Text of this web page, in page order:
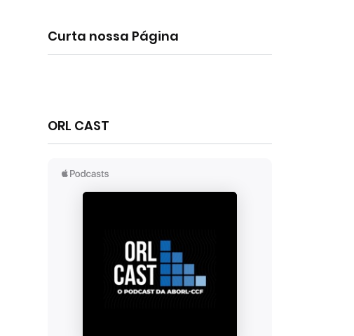
Curta nossa Página
ORL CAST